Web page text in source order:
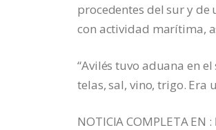
procedentes del sur y
con actividad marítima,
“Avilés tuvo aduana en
telas, sal, vino, trigo. Era
NOTICIA COMPLETA EN :